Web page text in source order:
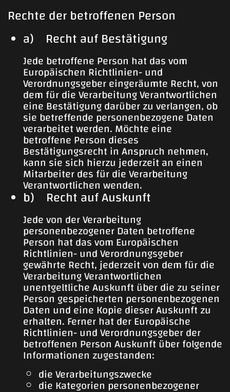
Rechte der betroffenen Person
a) Recht auf Bestätigung
Jede betroffene Person hat das vom
Europäischen Richtlinien- und
Verordnungsgeber eingeräumte Recht, von
dem für die Verarbeitung Verantwortlichen
eine Bestätigung darüber zu verlangen, ob
sie betreffende personenbezogene Daten
verarbeitet werden. Möchte eine
betroffene Person dieses
Bestätigungsrecht in Anspruch nehmen,
kann sie sich hierzu jederzeit an einen
Mitarbeiter des für die Verarbeitung
Verantwortlichen wenden.
b) Recht auf Auskunft
Jede von der Verarbeitung
personenbezogener Daten betroffene
Person hat das vom Europäischen
Richtlinien- und Verordnungsgeber
gewährte Recht, jederzeit von dem für die
Verarbeitung Verantwortlichen
unentgeltliche Auskunft über die zu seiner
Person gespeicherten personenbezogenen
Daten und eine Kopie dieser Auskunft zu
erhalten. Ferner hat der Europäische
Richtlinien- und Verordnungsgeber der
betroffenen Person Auskunft über folgende
Informationen zugestanden:
die Verarbeitungszwecke
die Kategorien personenbezogener